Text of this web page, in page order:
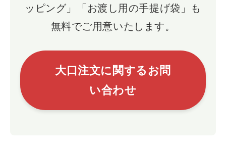
ッピング」「お渡し用の手提げ袋」も
無料でご用意いたします。
大口注文に関するお問
い合わせ